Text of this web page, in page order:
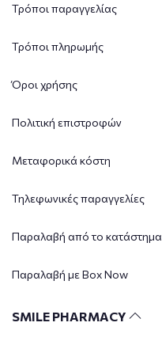
Τρόποι παραγγελίας
Τρόποι πληρωμής
Όροι χρήσης
Πολιτική επιστροφών
Μεταφορικά κόστη
Τηλεφωνικές παραγγελίες
Παραλαβή από το κατάστημα
Παραλαβή με Box Now
SMILE PHARMACY